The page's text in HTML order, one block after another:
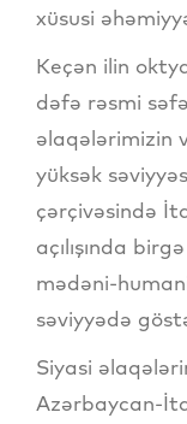
xüsusi
Keçən ilin
dəfə rəsmi
əlaqələrimizin
yüksək
çərçivəsində
açılışında
mədəni-
səviyyədə
Siyasi
Azərbaycan-